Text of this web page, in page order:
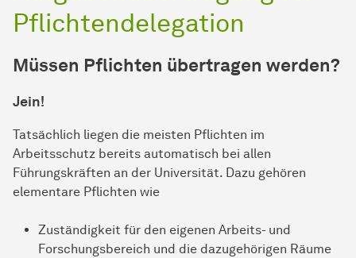
Pflichtendelegation
Müssen Pflichten übertragen werden?
Jein!
Tatsächlich liegen die meisten Pflichten im
Arbeitsschutz bereits automatisch bei allen
Führungskräften an der Universität. Dazu gehören
elementare Pflichten wie
Zuständigkeit für den eigenen Arbeits- und
Forschungsbereich und die dazugehörigen Räume